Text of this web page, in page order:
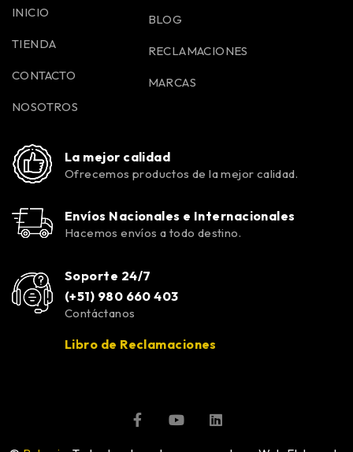
INICIO
TIENDA
CONTACTO
NOSOTROS
BLOG
RECLAMACIONES
MARCAS
La mejor calidad
Ofrecemos productos de la mejor calidad.
Envíos Nacionales e Internacionales
Hacemos envíos a todo destino.
Soporte 24/7
(+51) 980 660 403
Contáctanos
Libro de Reclamaciones